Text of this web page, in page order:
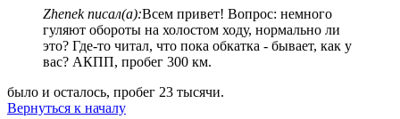
Zhenek писал(а):Всем привет! Вопрос: немного
гуляют обороты на холостом ходу, нормально ли
это? Где-то читал, что пока обкатка - бывает, как у
вас? АКПП, пробег 300 км.
было и осталось, пробег 23 тысячи.
Вернуться к началу